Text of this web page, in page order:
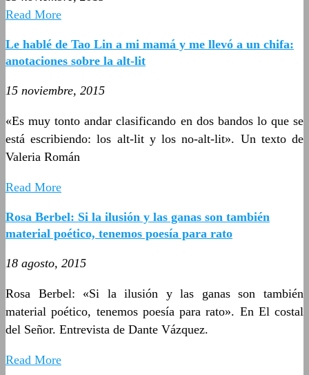
Read More
Le hablé de Tao Lin a mi mamá y me llevó a un chifa:
anotaciones sobre la alt-lit
15 noviembre, 2015
«Es muy tonto andar clasificando en dos bandos lo que se
está escribiendo: los alt-lit y los no-alt-lit». Un texto de
Valeria Román
Read More
Rosa Berbel: Si la ilusión y las ganas son también
material poético, tenemos poesía para rato
18 agosto, 2015
Rosa Berbel: «Si la ilusión y las ganas son también
material poético, tenemos poesía para rato». En El costal
del Señor. Entrevista de Dante Vázquez.
Read More